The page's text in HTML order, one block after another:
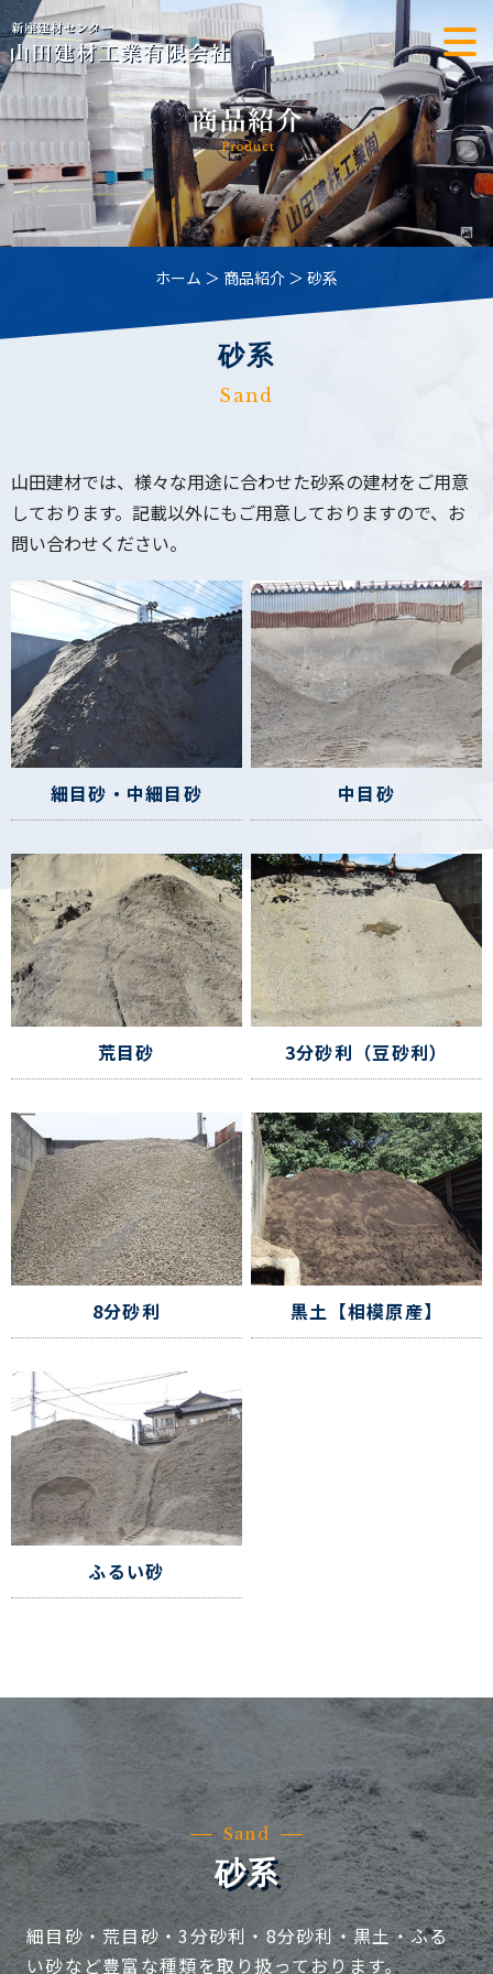
ホーム ＞ 商品紹介 ＞ 砂系
砂系
Sand
山田建材では、様々な用途に合わせた砂系の建材をご用意
しております。 記載以外にもご用意しておりますので、お
問い合わせください。
細目砂・中細目砂 中目砂
荒目砂 3分砂利（豆砂利）
8分砂利 黒土【相模原産】
ふるい砂
Sand
砂系
細目砂・荒目砂・3分砂利・8分砂利・黒土・ふる
い砂など豊富な種類を取り扱っております。